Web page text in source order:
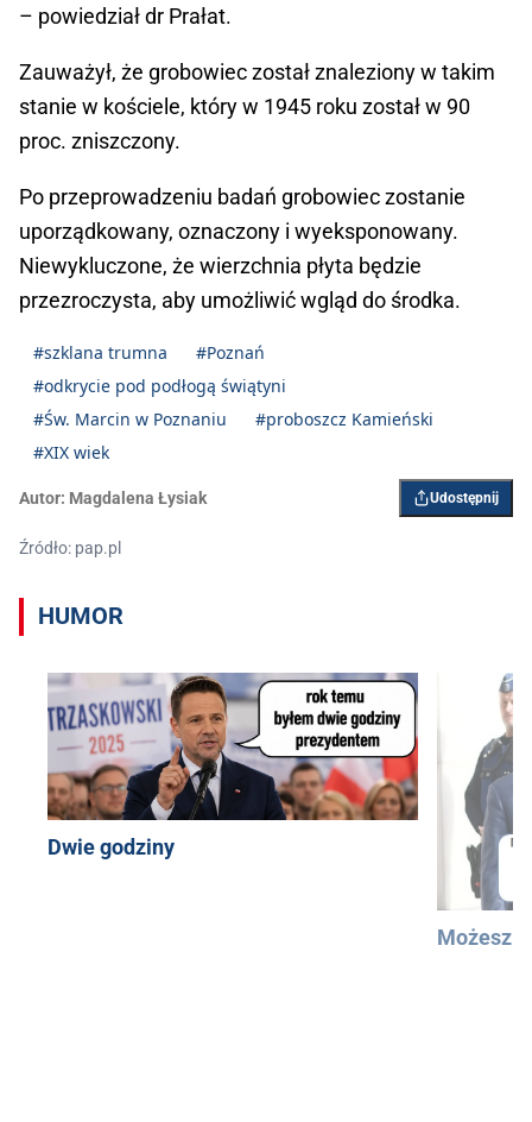
– powiedział dr Prałat.
Zauważył, że grobowiec został znaleziony w takim
stanie w kościele, który w 1945 roku został w 90
proc. zniszczony.
Po przeprowadzeniu badań grobowiec zostanie
uporządkowany, oznaczony i wyeksponowany.
Niewykluczone, że wierzchnia płyta będzie
przezroczysta, aby umożliwić wgląd do środka.
#szklana trumna
#Poznań
#odkrycie pod podłogą świątyni
#Św. Marcin w Poznaniu
#proboszcz Kamieński
#XIX wiek
Autor: Magdalena Łysiak Udostępnij
Źródło: pap.pl
HUMOR
Dwie godziny
Możesz